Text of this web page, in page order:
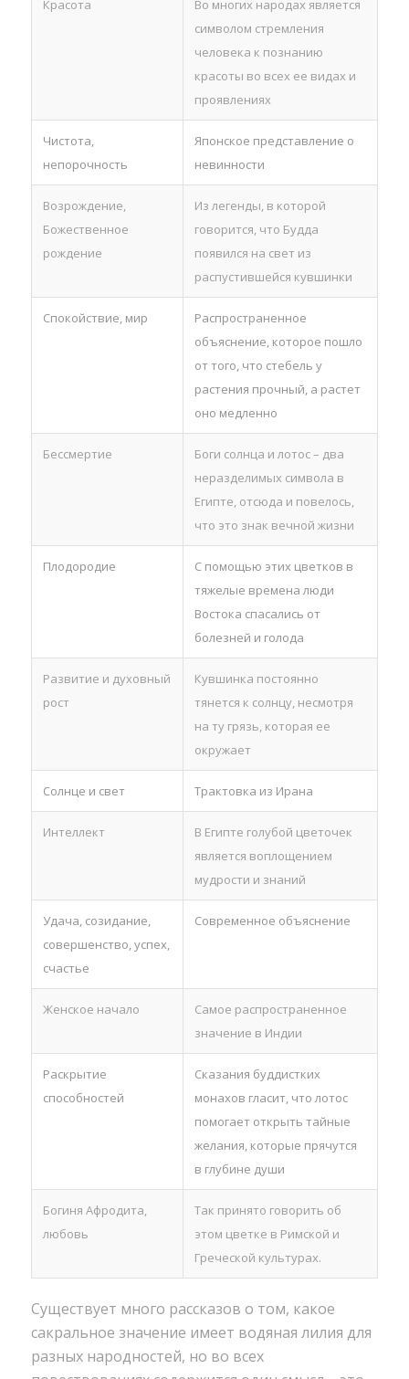
Красота
Во многих народах является
символом стремления
человека к познанию
красоты во всех ее видах и
проявлениях
Чистота,
непорочность
Японское представление о
невинности
Возрождение,
Божественное
рождение
Из легенды, в которой
говорится, что Будда
появился на свет из
распустившейся кувшинки
Спокойствие, мир
Распространенное
объяснение, которое пошло
от того, что стебель у
растения прочный, а растет
оно медленно
Бессмертие
Боги солнца и лотос – два
неразделимых символа в
Египте, отсюда и повелось,
что это знак вечной жизни
Плодородие
С помощью этих цветков в
тяжелые времена люди
Востока спасались от
болезней и голода
Развитие и духовный
рост
Кувшинка постоянно
тянется к солнцу, несмотря
на ту грязь, которая ее
окружает
Солнце и свет Трактовка из Ирана
Интеллект
В Египте голубой цветочек
является воплощением
мудрости и знаний
Удача, созидание,
совершенство, успех,
счастье
Современное объяснение
Женское начало
Самое распространенное
значение в Индии
Раскрытие
способностей
Сказания буддистких
монахов гласит, что лотос
помогает открыть тайные
желания, которые прячутся
в глубине души
Богиня Афродита,
любовь
Так принято говорить об
этом цветке в Римской и
Греческой культурах.
Существует много рассказов о том, какое
сакральное значение имеет водяная лилия для
разных народностей, но во всех